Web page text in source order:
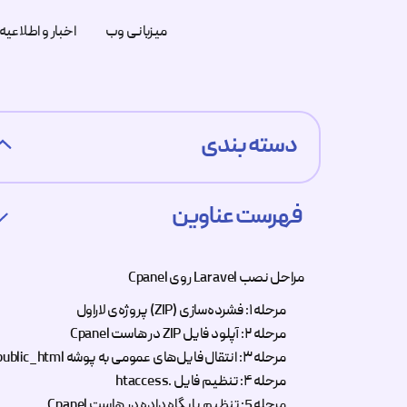
میزبانی وب اخبار و
دسته بندی
میزبانی وب
اخبار و اطلاعیه ها
دیجیتال مارکتینگ
فهرست عناوین
مراحل نصب Laravel روی Cpanel
مرحله ۱: فشرده‌سازی (ZIP) پروژه‌ی لاراول
مرحله ۲: آپلود فایل ZIP در هاست Cpanel
مرحله ۳: انتقال فایل‌های عمومی به پوشه public_html
مرحله ۴: تنظیم فایل .htaccess